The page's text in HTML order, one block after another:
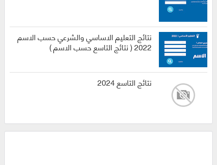
نتائج التعليم الاساسي والشرعي حسب الاسم
2022 ( نتائج التاسع حسب الاسم )
نتائج التاسع 2024